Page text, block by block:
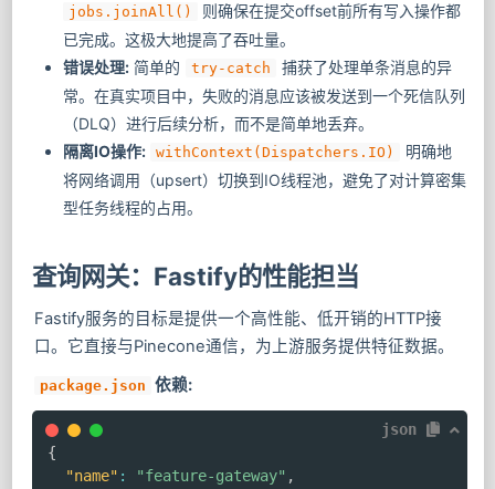
jobs.joinAll()
则确保在提交offset前所有写入操作都
已完成。这极大地提高了吞吐量。
错误处理:简单的 try-catch
捕获了处理单条消息的异
常。在真实项目中，失败的消息应该被发送到一个死信队列
（DLQ）进行后续分析，而不是简单地丢弃。
隔离IO操作:
withContext(Dispatchers.IO)
明确地
将网络调用（upsert）切换到IO线程池，避免了对计算密集
型任务线程的占用。
查询网关：Fastify的性能担当
Fastify服务的目标是提供一个高性能、低开销的HTTP接
口。它直接与Pinecone通信，为上游服务提供特征数据。
package.json 依赖:
json
{
"name" : "feature-gateway" ,